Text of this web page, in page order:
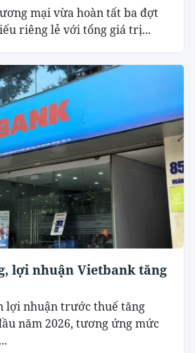
mại vừa hoàn tất ba đợt
riêng lẻ với tổng giá trị...
lợi nhuận Vietbank tăng
lợi nhuận trước thuế tăng
năm 2026, tương ứng mức